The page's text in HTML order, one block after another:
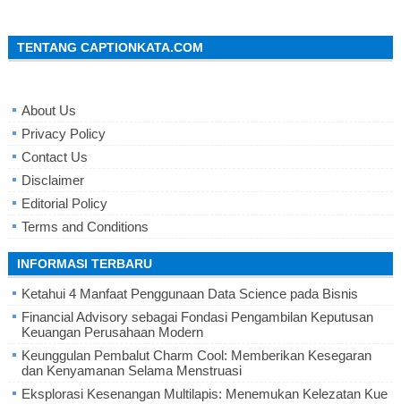
TENTANG CAPTIONKATA.COM
About Us
Privacy Policy
Contact Us
Disclaimer
Editorial Policy
Terms and Conditions
INFORMASI TERBARU
Ketahui 4 Manfaat Penggunaan Data Science pada Bisnis
Financial Advisory sebagai Fondasi Pengambilan Keputusan
Keuangan Perusahaan Modern
Keunggulan Pembalut Charm Cool: Memberikan Kesegaran
dan Kenyamanan Selama Menstruasi
Eksplorasi Kesenangan Multilapis: Menemukan Kelezatan Kue